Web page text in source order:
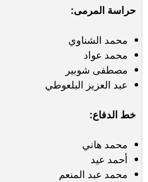
حراسة المرمى:
محمد الشناوي
محمد عواد
مصطفى شوبير
عبد العزيز البلعوطي
خط الدفاع:
محمد هاني
أحمد عيد
محمد عبد المنعم